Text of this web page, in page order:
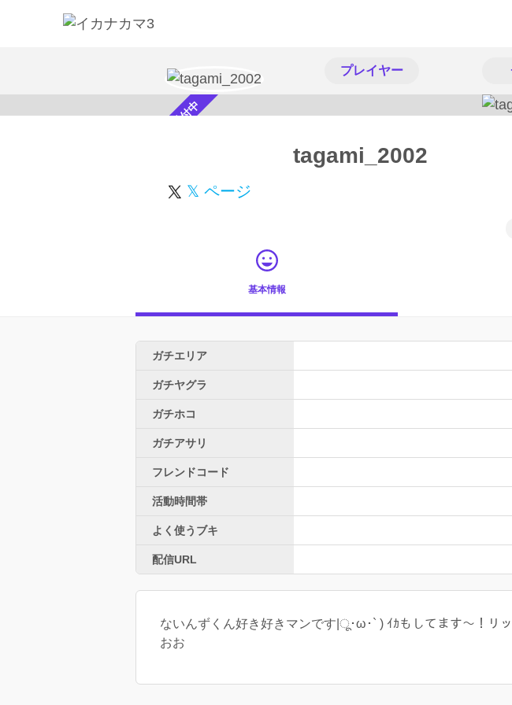
プレイヤー
スカウト受付中 tagami_2002
𝕏 ページ
基本情報
ガチエリア
ガチヤグラ
ガチホコ
ガチアサリ
フレンドコード
活動時間帯
よく使うブキ
配信URL
ないんずくん好き好きマンです|ू･ω･` ) ｲｶもしてます〜！リ
おお